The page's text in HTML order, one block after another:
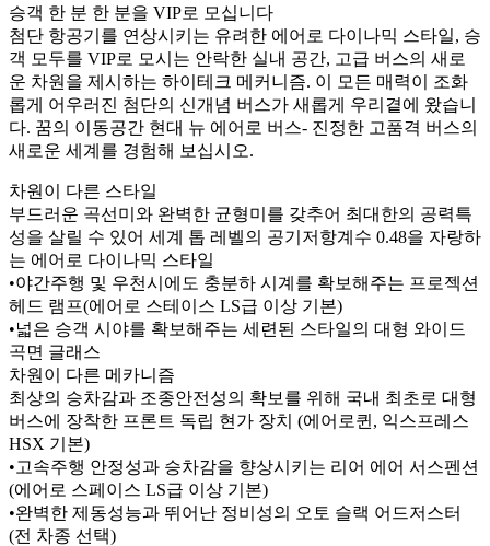
승객 한 분 한 분을 VIP로 모십니다
첨단 항공기를 연상시키는 유려한 에어로 다이나믹 스타일, 승
객 모두를 VIP로 모시는 안락한 실내 공간, 고급 버스의 새로
운 차원을 제시하는 하이테크 메커니즘. 이 모든 매력이 조화
롭게 어우러진 첨단의 신개념 버스가 새롭게 우리곁에 왔습니
다. 꿈의 이동공간 현대 뉴 에어로 버스- 진정한 고품격 버스의
새로운 세계를 경험해 보십시오.
차원이 다른 스타일
부드러운 곡선미와 완벽한 균형미를 갖추어 최대한의 공력특
성을 살릴 수 있어 세계 톱 레벨의 공기저항계수 0.48을 자랑하
는 에어로 다이나믹 스타일
•야간주행 및 우천시에도 충분하 시계를 확보해주는 프로젝션
헤드 램프(에어로 스테이스 LS급 이상 기본)
•넓은 승객 시야를 확보해주는 세련된 스타일의 대형 와이드
곡면 글래스
차원이 다른 메카니즘
최상의 승차감과 조종안전성의 확보를 위해 국내 최초로 대형
버스에 장착한 프론트 독립 현가 장치 (에어로퀸, 익스프레스
HSX 기본)
•고속주행 안정성과 승차감을 향상시키는 리어 에어 서스펜션
(에어로 스페이스 LS급 이상 기본)
•완벽한 제동성능과 뛰어난 정비성의 오토 슬랙 어드저스터
(전 차종 선택)